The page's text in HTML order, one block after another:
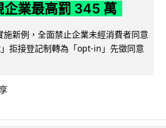
業最高罰 345 萬
新例，全面禁止企業未經消費者同意
拒接登記制轉為「opt-in」先徵同意